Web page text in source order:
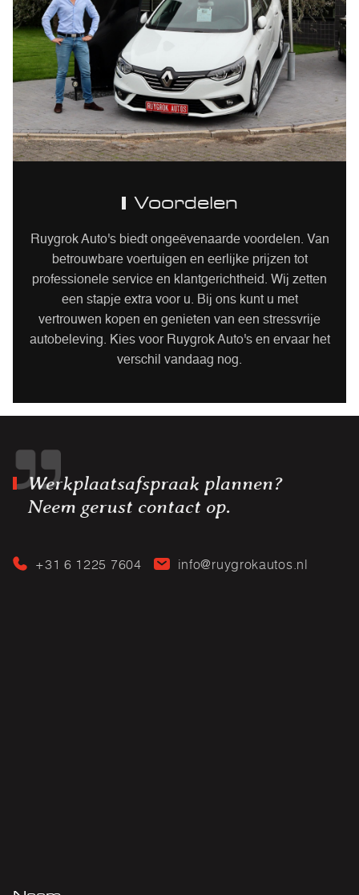
Voordelen
Ruygrok Auto's biedt ongeëvenaarde voordelen. Van
betrouwbare voertuigen en eerlijke prijzen tot
professionele service en klantgerichtheid. Wij zetten
een stapje extra voor u. Bij ons kunt u met
vertrouwen kopen en genieten van een stressvrije
autobeleving. Kies voor Ruygrok Auto's en ervaar het
verschil vandaag nog.
Werkplaatsafspraak plannen?
Neem gerust contact op.
+31 6 1225 7604 info@ruygrokautos.nl